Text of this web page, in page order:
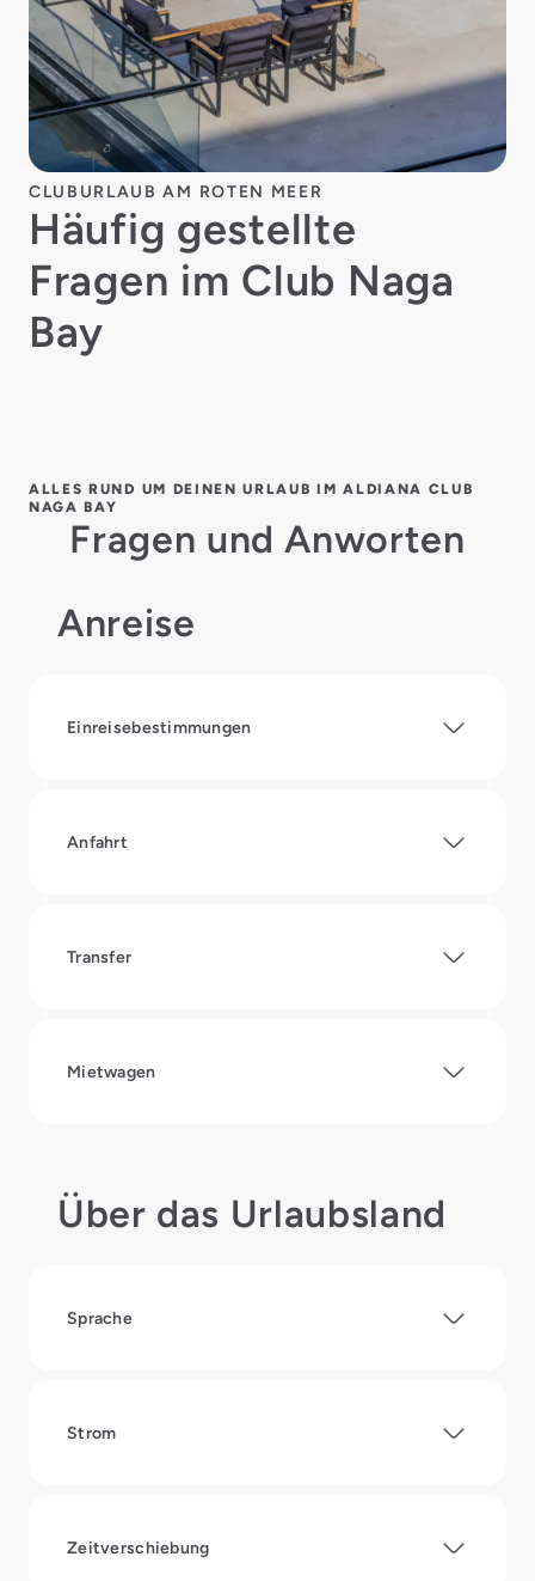
CLUBURLAUB AM ROTEN MEER
Häufig gestellte
Fragen im Club Naga
Bay
ALLES RUND UM DEINEN URLAUB IM ALDIANA CLUB
NAGA BAY
Fragen und Anworten
Anreise
Einreisebestimmungen
Anfahrt
Transfer
Mietwagen
Über das Urlaubsland
Sprache
Strom
Zeitverschiebung